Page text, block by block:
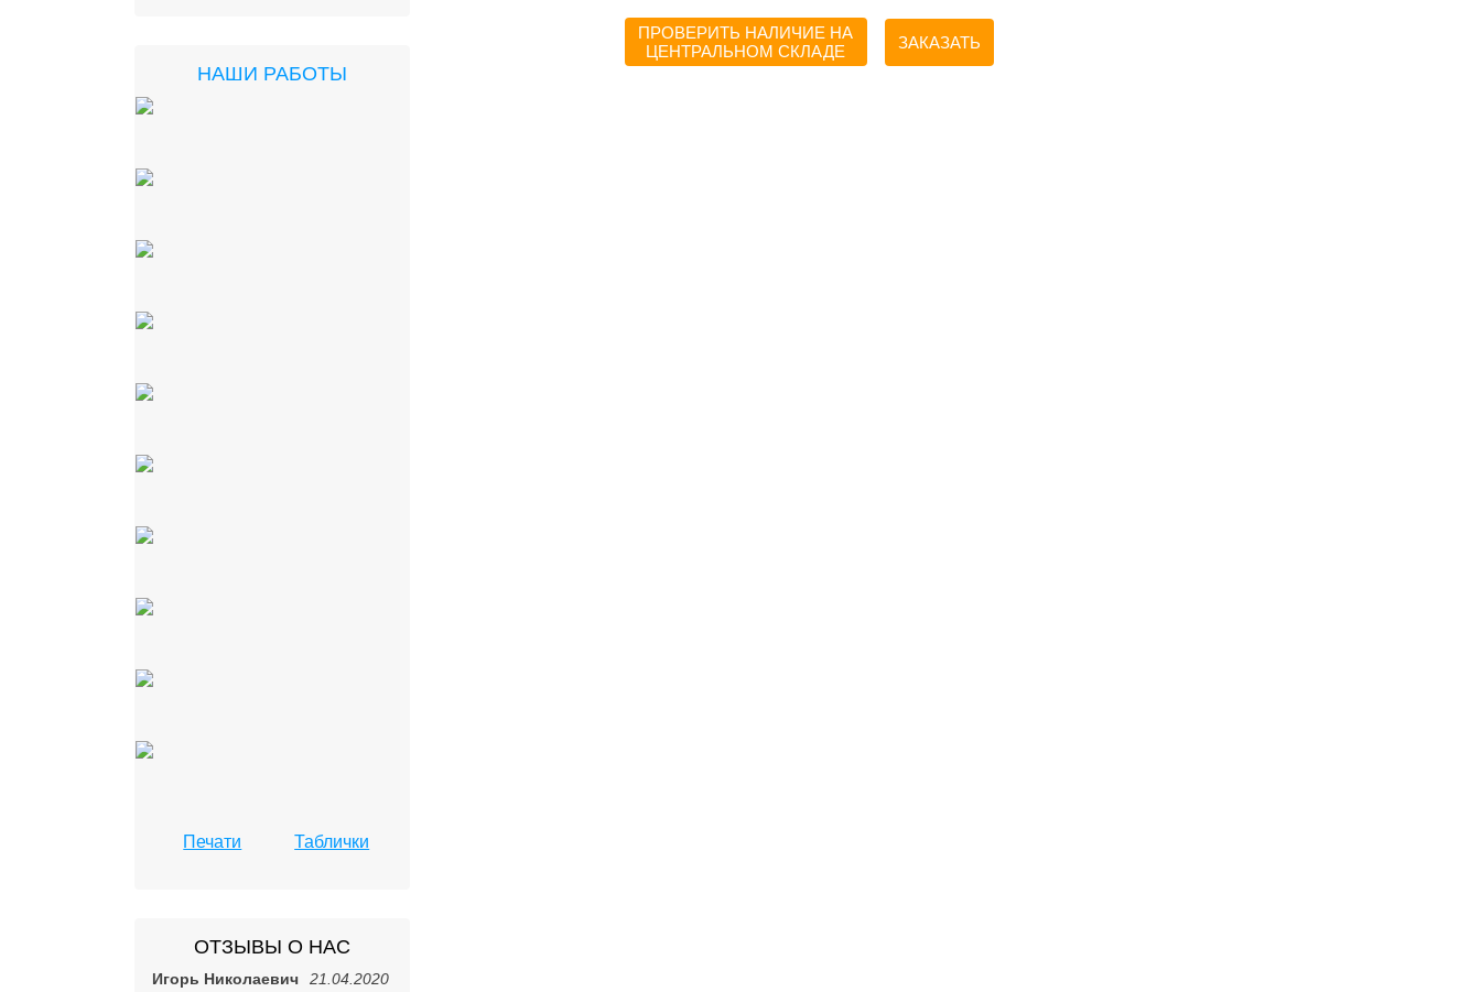
НАШИ РАБОТЫ
Печати Таблички
ОТЗЫВЫ О НАС
Игорь Николаевич
21.04.2020
ПРОВЕРИТЬ НАЛИЧИЕ НА
ЦЕНТРАЛЬНОМ СКЛАДЕ
ЗАКАЗАТЬ